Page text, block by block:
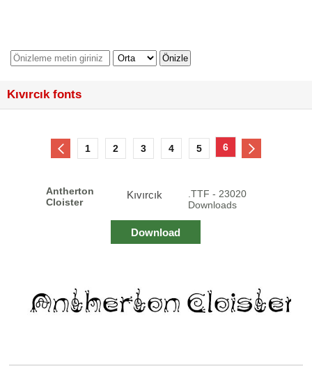
Kıvırcık fonts
1 2 3 4 5 6
Antherton
Cloister
Kıvırcık
.TTF - 23020
Downloads
Download